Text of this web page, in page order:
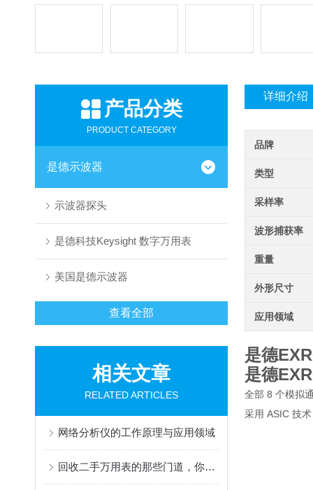
产品分类
PRODUCT CATEGORY
是德示波器
示波器探头
是德科技Keysight 数字万用表
美国是德示波器
查看全部
相关文章
RELATED ARTICLES
网络分析仪的工作原理与应用领域
回收二手万用表的那些门道，你都弄清楚了吗？
详细介绍
品牌
类型
采样率
波形捕获率
重量
外形尺寸
应用领域
是德
是德
全部 8 个模拟
采用 ASIC 技